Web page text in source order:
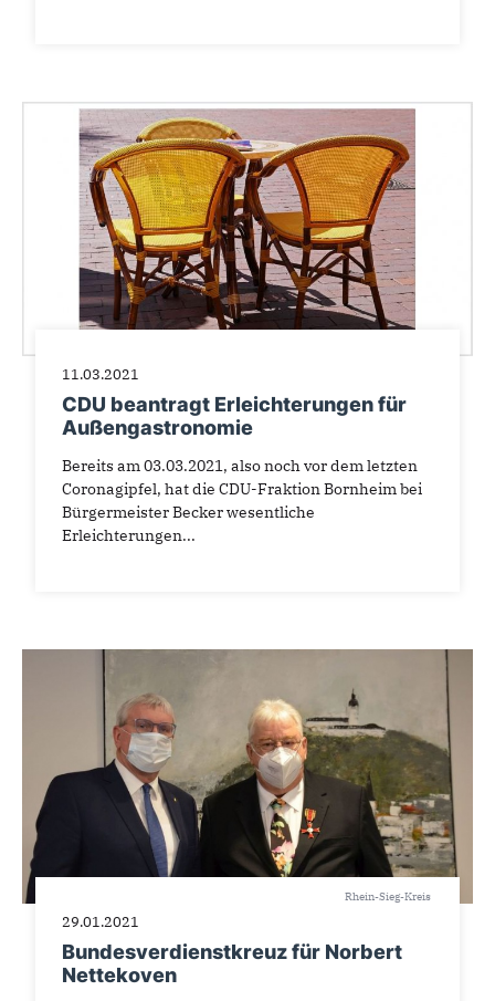
11.03.2021
CDU beantragt Erleichterungen für
Außengastronomie
Bereits am 03.03.2021, also noch vor dem letzten
Coronagipfel, hat die CDU-Fraktion Bornheim bei
Bürgermeister Becker wesentliche
Erleichterungen...
Rhein-Sieg-Kreis
29.01.2021
Bundesverdienstkreuz für Norbert
Nettekoven